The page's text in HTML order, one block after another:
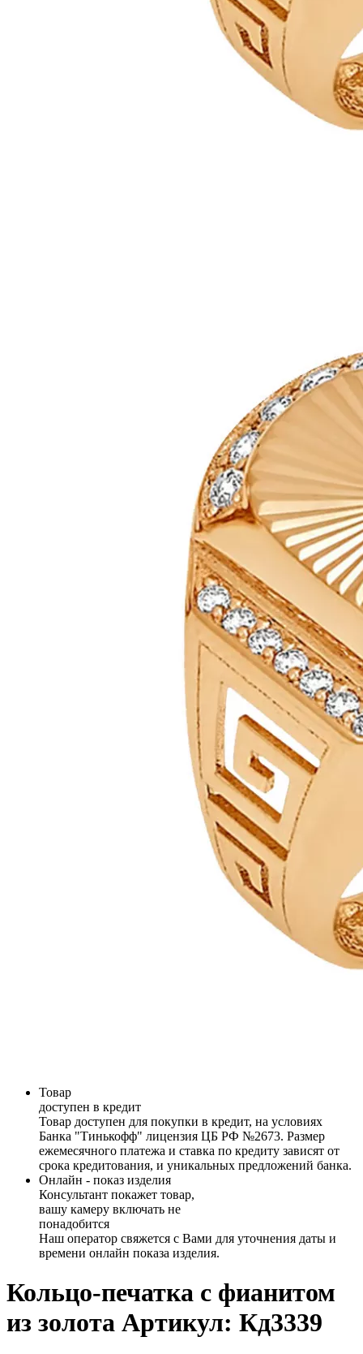
Товар
доступен в кредит
Товар доступен для покупки в кредит, на условиях
Банка "Тинькофф" лицензия ЦБ РФ №2673. Размер
ежемесячного платежа и ставка по кредиту зависят от
срока кредитования, и уникальных предложений банка.
Онлайн - показ изделия
Консультант покажет товар,
вашу камеру включать не
понадобится
Наш оператор свяжется с Вами для уточнения даты и
времени онлайн показа изделия.
Кольцо-печатка с фианитом
из золота Артикул: Кд3339